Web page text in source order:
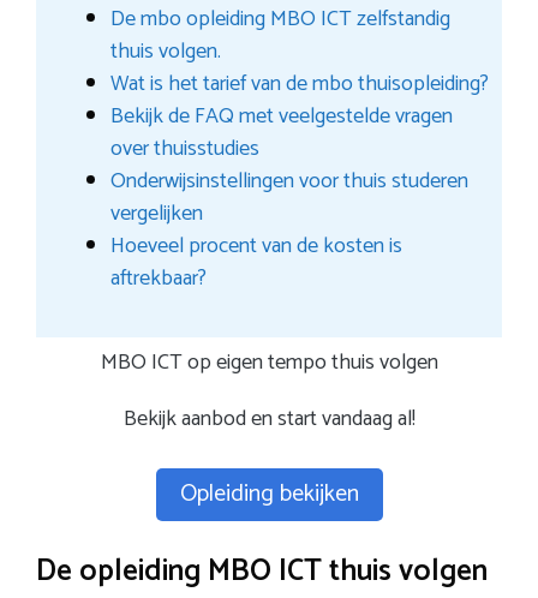
De mbo opleiding MBO ICT zelfstandig
thuis volgen.
Wat is het tarief van de mbo thuisopleiding?
Bekijk de FAQ met veelgestelde vragen
over thuisstudies
Onderwijsinstellingen voor thuis studeren
vergelijken
Hoeveel procent van de kosten is
aftrekbaar?
MBO ICT op eigen tempo thuis volgen
Bekijk aanbod en start vandaag al!
Opleiding bekijken
De opleiding MBO ICT thuis volgen